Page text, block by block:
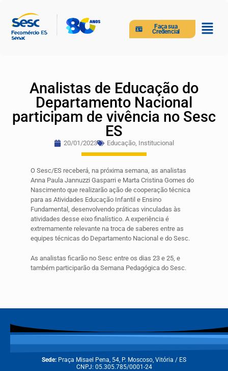
Faça sua
Credencial
Analistas de Educação do
Departamento Nacional
participam de vivência no Sesc
ES
20/01/2023 Educação, Institucional
O Sesc/ES receberá, na próxima semana, as analistas
Anna Paula Jannuzzi Gasparri e Marta Cristina Gomes do
Nascimento que realizarão ação de cooperação técnica
para as Atividades Educação Infantil e Ensino
Fundamental, desenvolvendo práticas vinculadas às
atividades desse eixo finalístico. A experiência é
extremamente relevante na troca de saberes entre as
equipes técnicas do Departamento Nacional e do Sesc.
As analistas ficarão no Sesc entre os dias 23 e 25, e
também participarão da Semana Pedagógica do Sesc.
Sede: Praça Misael Pena, 54, P. Moscoso, Vitória / ES
CNPJ: 05.305.785/0001-24